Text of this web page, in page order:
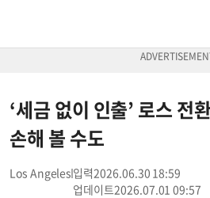
‘세금 없이 인출’ 로스 전
손해 볼 수도
Los Angeles
2026.06.30 18:59
2026.07.01 09:57